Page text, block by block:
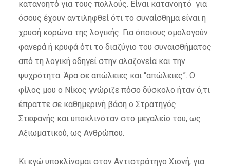
κατανοητό για τους πολλούς. Είναι κατανοητό για
όσους έχουν αντιληφθεί ότι το συναίσθημα είναι η
χρυσή κορώνα της λογικής. Για όποιους ομολογούν
φανερά ή κρυφά ότι το διαζύγιο του συναισθήματος
από τη λογική οδηγεί στην αλαζονεία και την
ψυχρότητα. Άρα σε απώλειες και “απώλειες”. Ο
φίλος μου ο Νίκος γνώριζε πόσο δύσκολο ήταν ό,τι
έπραττε σε καθημερινή βάση ο Στρατηγός
Στεφανής και υποκλινόταν στο μεγαλείο του, ως
Αξιωματικού, ως Ανθρώπου.
Κι εγώ υποκλίνομαι στον Αντιστράτηγο Χιονή, για